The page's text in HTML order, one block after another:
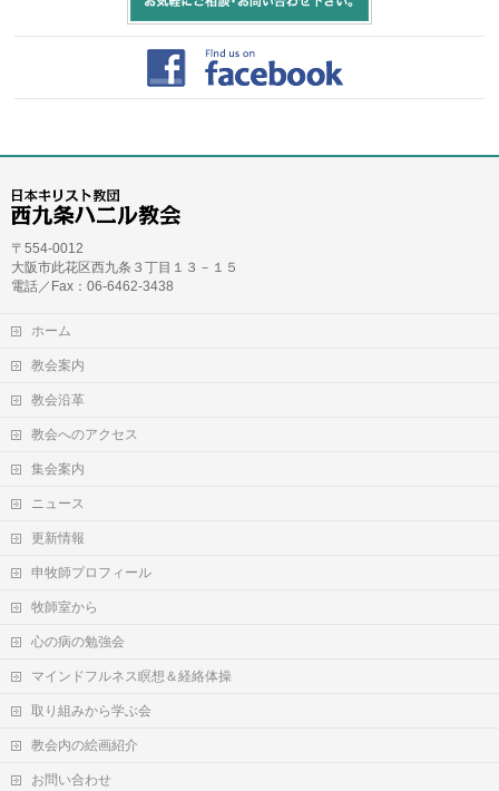
〒554-0012
大阪市此花区西九条３丁目１３－１５
電話／Fax：06-6462-3438
ホーム
教会案内
教会沿革
教会へのアクセス
集会案内
ニュース
更新情報
申牧師プロフィール
牧師室から
心の病の勉強会
マインドフルネス瞑想＆経絡体操
取り組みから学ぶ会
教会内の絵画紹介
お問い合わせ